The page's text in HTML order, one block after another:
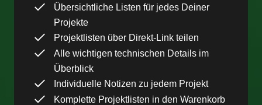
Übersichtliche Listen für jedes Deiner
Projekte
Projektlisten über Direkt-Link teilen
Alle wichtigen technischen Details im
Überblick
Individuelle Notizen zu jedem Projekt
Komplette Projektlisten in den Warenkorb